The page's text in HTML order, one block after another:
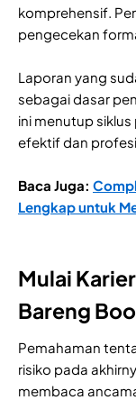
komprehensif.
pengecekan
Laporan yang
sebagai dasar
ini menutup
efektif dan
Baca Juga:
Lengkap untuk
Mulai
Bareng
Pemahaman
risiko pada
membaca